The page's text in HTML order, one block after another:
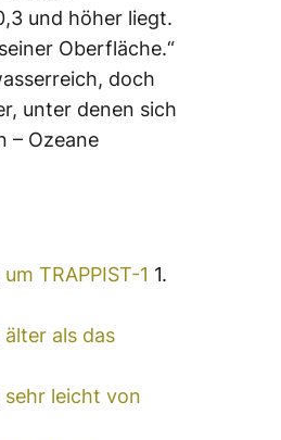
und höher liegt.
Oberfläche.“
doch
unter denen sich
– Ozeane
TRAPPIST-1 1.
als das
sehr leicht von